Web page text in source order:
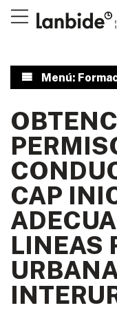
Menú:
CAP
LINEAS